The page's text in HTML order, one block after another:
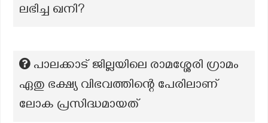
ലഭിച്ച ഖനി?
പാലക്കാട് ജില്ലയിലെ രാമശ്ശേരി ഗ്രാമം
ഏതു ഭക്ഷ്യ വിഭവത്തിന്റെ പേരിലാണ്
ലോക പ്രസിദ്ധമായത്